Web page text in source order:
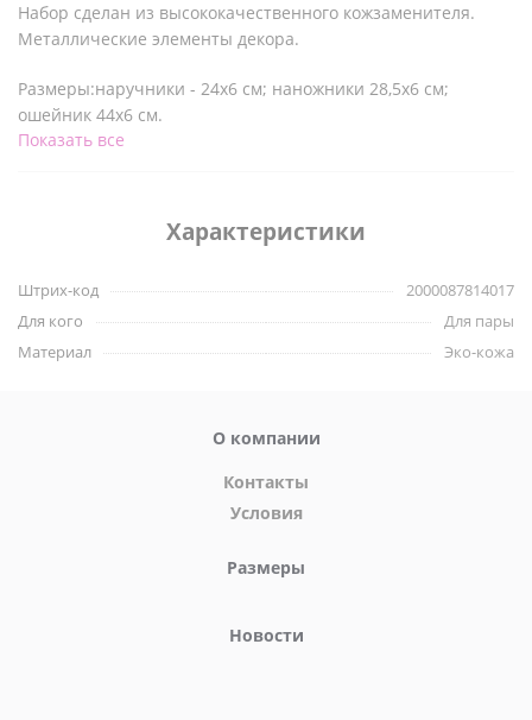
Набор сделан из высококачественного кожзаменителя.
Металлические элементы декора.
Размеры:наручники - 24х6 см; наножники 28,5х6 см;
ошейник 44х6 см.
Показать все
Характеристики
Штрих-код
2000087814017
Для кого
Для пары
Материал
Эко-кожа
О компании
Контакты
Условия
Размеры
Новости